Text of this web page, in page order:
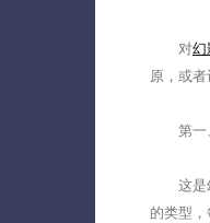
对幻
原，或
第一
这是幻
的类型